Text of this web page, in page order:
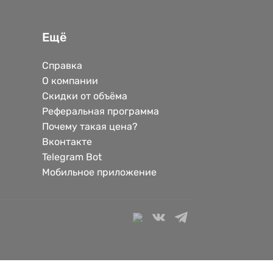
Ещё
Справка
О компании
Скидки от объёма
Реферальная программа
Почему такая цена?
Вконтакте
Telegram Bot
Мобильное приложение